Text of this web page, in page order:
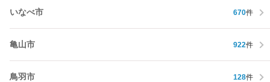
いなべ市 670件
亀山市 922件
鳥羽市 128件